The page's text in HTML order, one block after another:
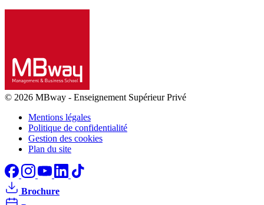
© 2026 MBway - Enseignement Supérieur Privé
Mentions légales
Politique de confidentialité
Gestion des cookies
Plan du site
Brochure